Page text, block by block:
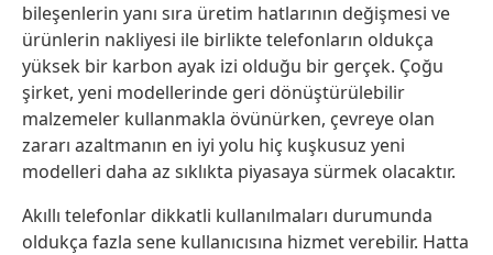
bileşenlerin yanı sıra üretim hatlarının değişmesi ve
ürünlerin nakliyesi ile birlikte telefonların oldukça
yüksek bir karbon ayak izi olduğu bir gerçek. Çoğu
şirket, yeni modellerinde geri dönüştürülebilir
malzemeler kullanmakla övünürken, çevreye olan
zararı azaltmanın en iyi yolu hiç kuşkusuz yeni
modelleri daha az sıklıkta piyasaya sürmek olacaktır.
Akıllı telefonlar dikkatli kullanılmaları durumunda
oldukça fazla sene kullanıcısına hizmet verebilir. Hatta